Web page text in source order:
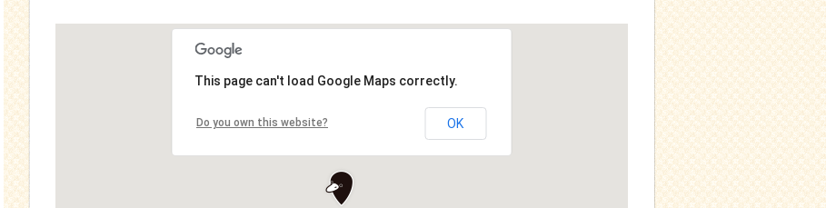
This page can't load Google Maps correctly.
Do you own this website? OK